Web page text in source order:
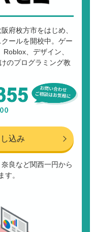
府枚方市をはじめ、
ールを開校中。ゲー
、デザイン、
のプログラミング教
込み
良など関西一円から
す。